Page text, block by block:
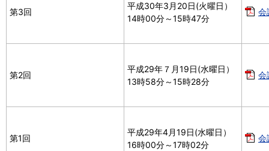
第3回
平成30年3月20日(火曜日）
14時00分～15時47分
会
第2回
平成29年７月19日(水曜日）
13時58分～15時28分
会
第1回
平成29年4月19日(水曜日）
16時00分～17時02分
会